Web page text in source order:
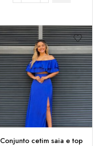
Conjunto cetim saia e top